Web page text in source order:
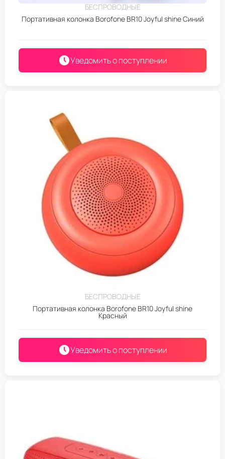
БЕСПРОВОДНЫЕ
Портативная колонка Borofone BR10 Joyful shine Синий
Уведомить о поступлении
БЕСПРОВОДНЫЕ
Портативная колонка Borofone BR10 Joyful shine
Красный
Уведомить о поступлении